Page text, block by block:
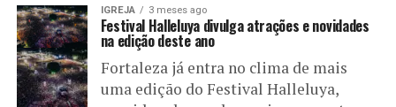
IGREJA 3 meses ago
Festival Halleluya divulga atrações e novidades
na edição deste ano
Fortaleza já entra no clima de mais
uma edição do Festival Halleluya,